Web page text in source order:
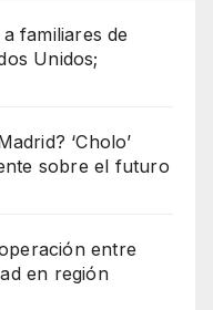
familiares de
Unidos;
‘Cholo’
sobre el futuro
entre
en región